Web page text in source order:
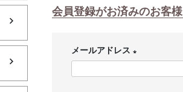
会員登録がお済みのお客様
メールアドレス